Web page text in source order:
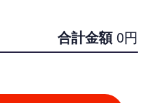
合計金額 0円